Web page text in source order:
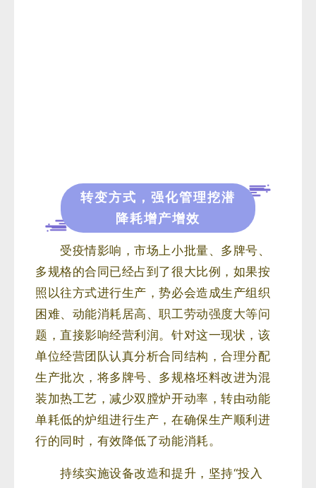
转变方式，强化管理挖潜
降耗增产增效
受疫情影响，市场上小批量、多牌号、
多规格的合同已经占到了很大比例，如果按
照以往方式进行生产，势必会造成生产组织
困难、动能消耗居高、职工劳动强度大等问
题，直接影响经营利润。 针对这一现状，该
单位经营团队认真分析合同结构，合理分配
生产批次，将多牌号、多规格坯料改进为混
装加热工艺，减少双膛炉开动率，转由动能
单耗低的炉组进行生产，在确保生产顺利进
行的同时，有效降低了动能消耗。
持续实施设备改造和提升，坚持“投入